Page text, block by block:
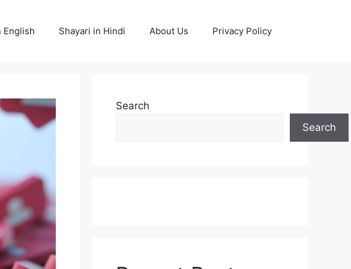
English Shayari in Hindi About Us Privacy Policy
Search
Search